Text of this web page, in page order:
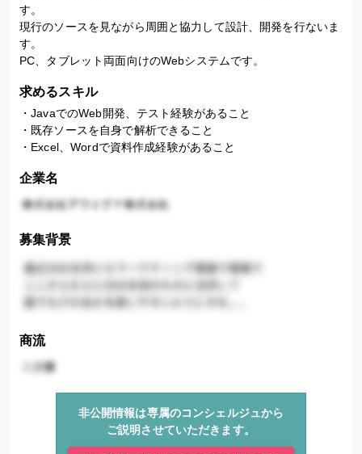
す。
現行のソースを見ながら周囲と協力して設計、開発を行ないま
す。
PC、タブレット両面向けのWebシステムです。
求めるスキル
・JavaでのWeb開発、テスト経験があること
・既存ソースを自身で解析できること
・Excel、Wordで資料作成経験があること
企業名
募集背景
商流
非公開情報は専属のコンシェルジュから
ご説明させていただきます。